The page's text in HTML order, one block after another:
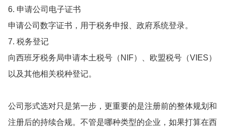
6. 申请公司电子证书
申请公司数字证书，用于税务申报、政府系统登录。
7. 税务登记
向西班牙税务局申请本土税号（NIF）、欧盟税号（VIES）
以及其他相关税种登记。
公司形式选对只是第一步，更重要的是注册前的整体规划和
注册后的持续合规。不管是哪种类型的企业，如果打算在西